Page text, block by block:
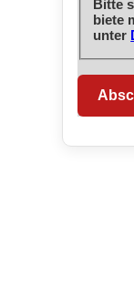
Bitte
biete
unter